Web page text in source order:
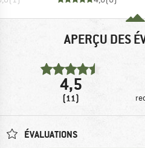
APERÇU DES
4,5
(11)
ÉVALUATIONS